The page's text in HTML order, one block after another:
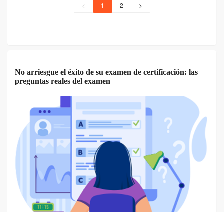
< 1 2 >
No arriesgue el éxito de su examen de certificación: las
preguntas reales del examen